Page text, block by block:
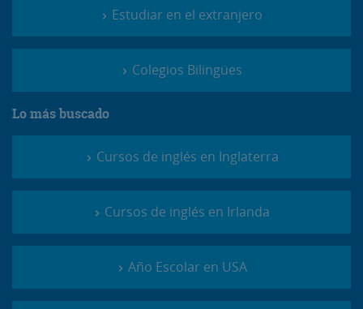
Estudiar en el extranjero
Colegios Bilingües
Lo más buscado
Cursos de inglés en Inglaterra
Cursos de inglés en Irlanda
Año Escolar en USA